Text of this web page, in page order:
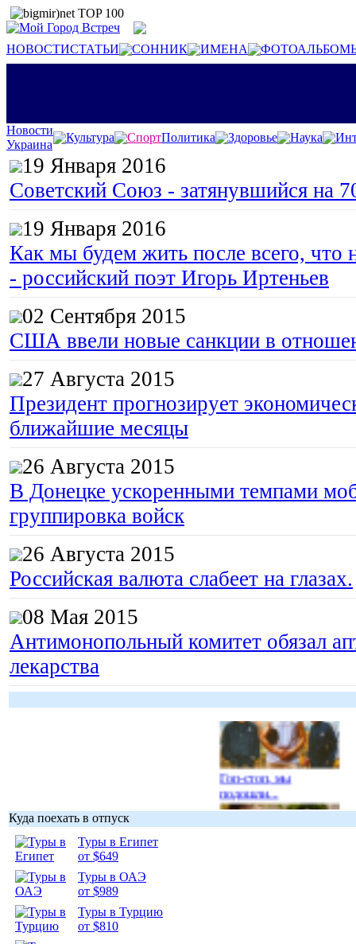
НОВОСТИСТАТЬИ СОННИК ИМЕНА
Новости
Украина
Культура СпортПолитика Здоровье Наука
19 Января 2016
Советский Союз - затянувшийся на
19 Января 2016
Как мы будем жить после всего, что
- российский поэт Игорь Иртеньев
02 Сентября 2015
США ввели новые санкции в
27 Августа 2015
Президент прогнозирует
ближайшие месяцы
26 Августа 2015
В Донецке ускоренными темпами
группировка войск
26 Августа 2015
Российская валюта слабеет на глазах.
08 Мая 2015
Антимонопольный комитет обязал
лекарства
Гоп-стоп, мы
подошли...
Куда поехать в отпуск
Туры в Египет
от $649
Туры в ОАЭ
от $989
Туры в Турцию
от $810